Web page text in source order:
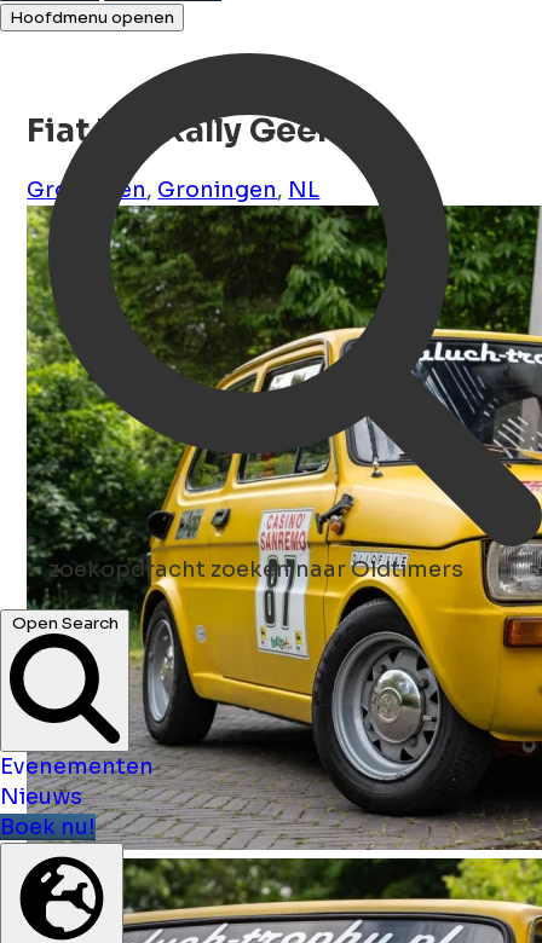
Hoofdmenu openen
zoekopdracht zoeken naar Oldtimers
Open Search
Evenementen
Nieuws
Boek nu!
Fiat 126 Rally Geel
Groningen, Groningen, NL